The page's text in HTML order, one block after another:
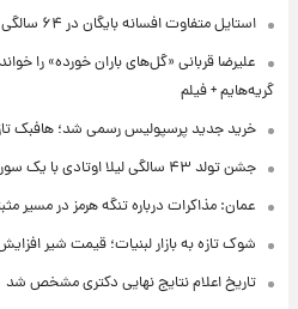
استایل متفاوت افسانه بایگان در ۶۴ سالگی + عکس
علیرضا قربانی «گل‌های باران خورده» را
گریه‌هایم + فیلم
خرید جدید پرسپولیس رسمی شد؛ هافبک
جشن تولد ۴۳ سالگی لیلا اوتادی با یک سورپرایز ویژه + فیلم
عمان: مذاکرات درباره تنگه هرمز در مسیر
شوک تازه به بازار لبنیات؛ قیمت شیر
تاریخ اعلام نتایج نهایی دکتری مشخص شد